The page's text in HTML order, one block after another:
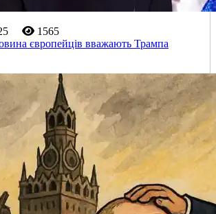
1565
європейців вважають Трампа